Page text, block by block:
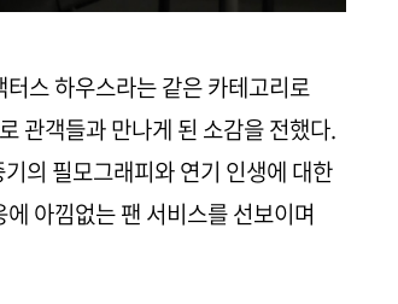
스 하우스라는 같은 카테고리로
관객들과 만나게 된 소감을 전했다.
의 필모그래피와 연기 인생에 대한
아낌없는 팬 서비스를 선보이며